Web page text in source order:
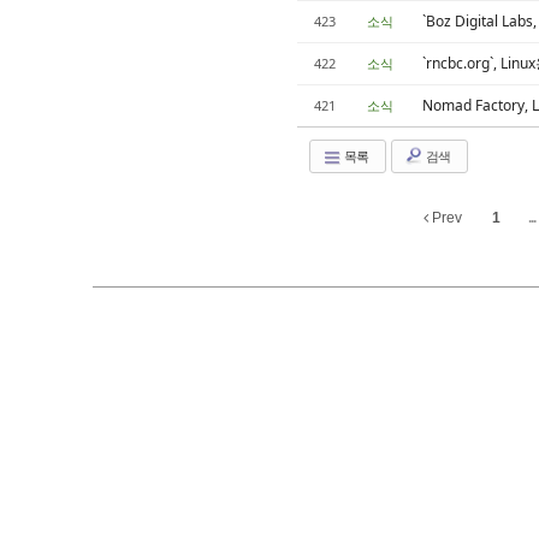
423 소식 `Boz Digital
422 소식 `rncbc.org`,
421 소식 Nomad Factory,
목록 검색
Prev 1 ...